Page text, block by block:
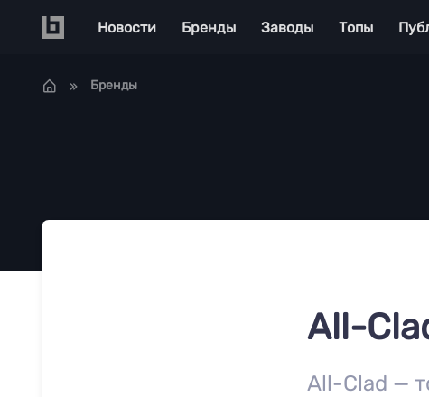
Main navigation
Новости Бренды Заводы Топы
Бренды
All-
All-Clad —